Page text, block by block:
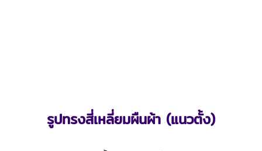
รูปทรงสี่เหลี่ยมผืนผ้า (แนวตั้ง)